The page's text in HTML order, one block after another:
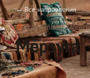
←Все направления
Drâa-Tafilalet,
Мерзуга